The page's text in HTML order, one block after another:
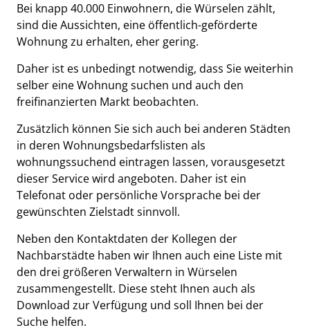
Bei knapp 40.000 Einwohnern, die Würselen zählt,
sind die Aussichten, eine öffentlich-geförderte
Wohnung zu erhalten, eher gering.
Daher ist es unbedingt notwendig, dass Sie weiterhin
selber eine Wohnung suchen und auch den
freifinanzierten Markt beobachten.
Zusätzlich können Sie sich auch bei anderen Städten
in deren Wohnungsbedarfslisten als
wohnungssuchend eintragen lassen, vorausgesetzt
dieser Service wird angeboten. Daher ist ein
Telefonat oder persönliche Vorsprache bei der
gewünschten Zielstadt sinnvoll.
Neben den Kontaktdaten der Kollegen der
Nachbarstädte haben wir Ihnen auch eine Liste mit
den drei größeren Verwaltern in Würselen
zusammengestellt. Diese steht Ihnen auch als
Download zur Verfügung und soll Ihnen bei der
Suche helfen.